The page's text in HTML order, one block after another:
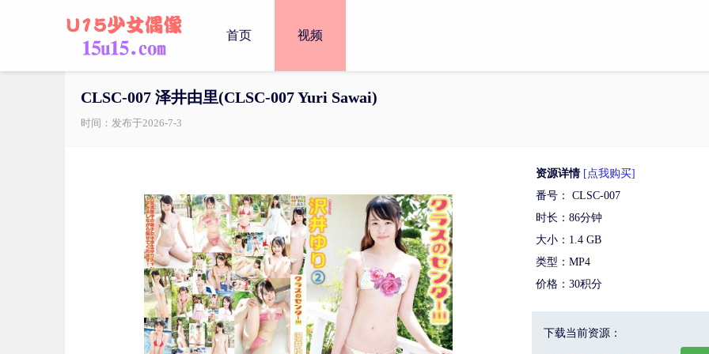
首页 视频
CLSC-007 泽井由里(CLSC-007 Yuri Sawai)
时间：发布于2026-7-3
资源详情 [点我购买]
番号： CLSC-007
时长：86分钟
大小：1.4 GB
类型：MP4
价格：30积分
下载当前资源：